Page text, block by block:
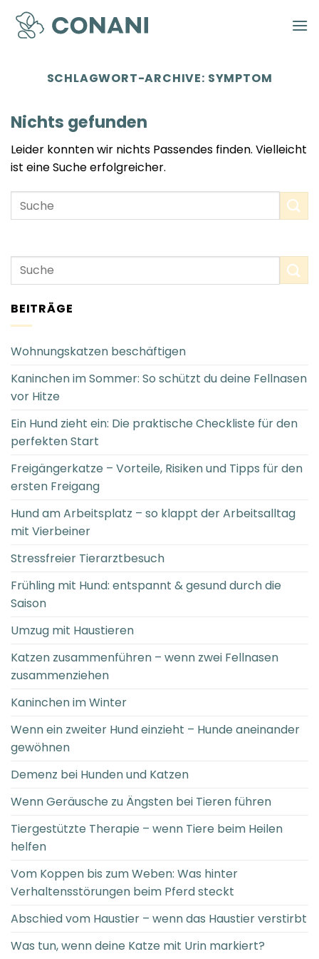
Zum
Inhalt
springen
SCHLAGWORT-ARCHIVE: SYMPTOM
Nichts gefunden
Leider konnten wir nichts Passendes finden. Vielleicht
ist eine Suche erfolgreicher.
BEITRÄGE
Wohnungskatzen beschäftigen
Kaninchen im Sommer: So schützt du deine Fellnasen
vor Hitze
Ein Hund zieht ein: Die praktische Checkliste für den
perfekten Start
Freigängerkatze – Vorteile, Risiken und Tipps für den
ersten Freigang
Hund am Arbeitsplatz – so klappt der Arbeitsalltag
mit Vierbeiner
Stressfreier Tierarztbesuch
Frühling mit Hund: entspannt & gesund durch die
Saison
Umzug mit Haustieren
Katzen zusammenführen – wenn zwei Fellnasen
zusammenziehen
Kaninchen im Winter
Wenn ein zweiter Hund einzieht – Hunde aneinander
gewöhnen
Demenz bei Hunden und Katzen
Wenn Geräusche zu Ängsten bei Tieren führen
Tiergestützte Therapie – wenn Tiere beim Heilen
helfen
Vom Koppen bis zum Weben: Was hinter
Verhaltensstörungen beim Pferd steckt
Abschied vom Haustier – wenn das Haustier verstirbt
Was tun, wenn deine Katze mit Urin markiert?